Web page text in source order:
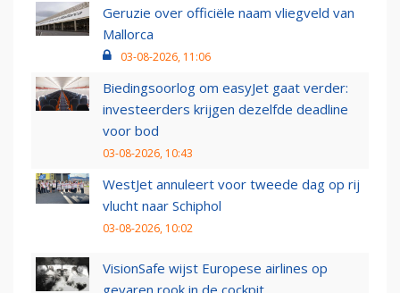
Geruzie over officiële naam vliegveld van
Mallorca
03-08-2026, 11:06
Biedingsoorlog om easyJet gaat verder:
investeerders krijgen dezelfde deadline
voor bod
03-08-2026, 10:43
WestJet annuleert voor tweede dag op rij
vlucht naar Schiphol
03-08-2026, 10:02
VisionSafe wijst Europese airlines op